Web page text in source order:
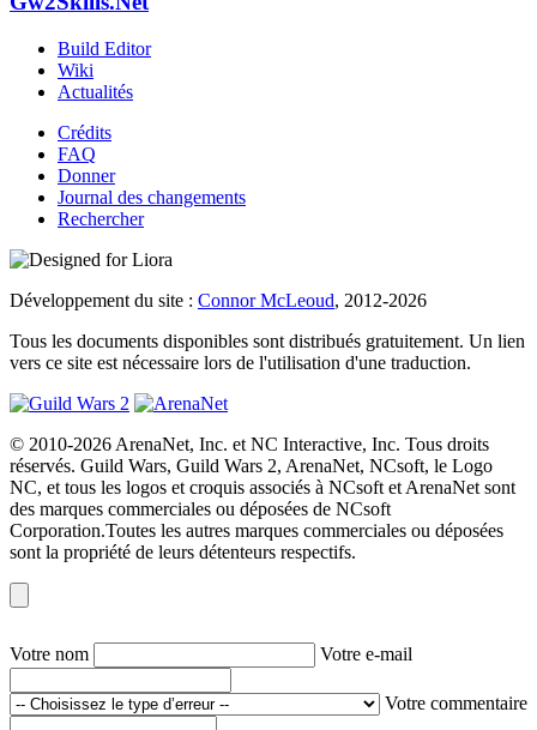
Build Editor
Wiki
Actualités
Crédits
FAQ
Donner
Journal des changements
Rechercher
Développement du site : Connor McLeoud, 2012-2026
Tous les documents disponibles sont distribués gratuitement. Un lien
vers ce site est nécessaire lors de l'utilisation d'une traduction.
© 2010-2026 ArenaNet, Inc. et NC Interactive, Inc. Tous droits
réservés. Guild Wars, Guild Wars 2, ArenaNet, NCsoft, le Logo
NC, et tous les logos et croquis associés à NCsoft et ArenaNet sont
des marques commerciales ou déposées de NCsoft
Corporation.Toutes les autres marques commerciales ou déposées
sont la propriété de leurs détenteurs respectifs.
Votre nom Votre e-mail
Votre commentaire